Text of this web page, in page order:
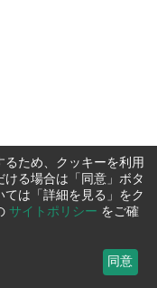
ため、クッキーを利用
ける場合は「同意」ボタ
は「詳細を見る」をク
サイトポリシー をご確
同意